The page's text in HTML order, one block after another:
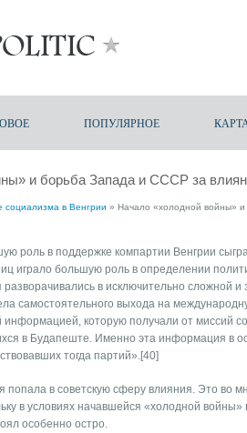
ПОПУЛЯРНОЕ
и борьба Запада и СССР за
социализма в Венгрии » Начало «холодной войны»
роль в поддержке компартии Венгрии
играло большую роль в определении
в исключительно сложной и
самостоятельного выхода на
информацией, которую получали от миссий
в Будапеште. Именно эта информация в
тогда партий».[40]
попала в советскую сферу влияния. Это во
в условиях начавшейся «холодной войны»
особенно остро.